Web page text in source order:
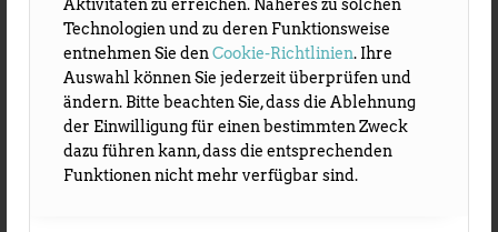
Aktivitäten zu erreichen. Näheres zu solchen
Technologien und zu deren Funktionsweise
entnehmen Sie denCookie-Richtlinien. Ihre
Auswahl können Sie jederzeit überprüfen und
ändern. Bitte beachten Sie, dass die Ablehnung
der Einwilligung für einen bestimmten Zweck
dazu führen kann, dass die entsprechenden
Funktionen nicht mehr verfügbar sind.
TOLERANZ
Offenheit ist unser Kompass. Unterschiedliche
Perspektiven, Kulturen und Lebensweisen
bereichern unser Festival und machen es zu